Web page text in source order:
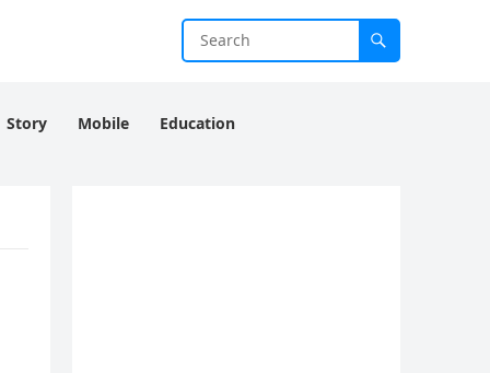
Story Mobile Education